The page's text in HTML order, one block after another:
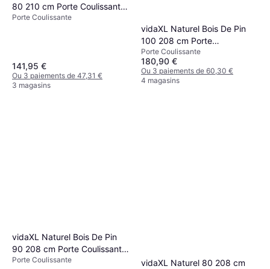
80 210 cm Porte Coulissante
(x)
Porte Coulissante
141,95 €
Ou 3 paiements de 47,31 €
3 magasins
vidaXL Naturel Bois De Pin
100 208 cm Porte
Coulissante (x)
Porte Coulissante
180,90 €
Ou 3 paiements de 60,30 €
4 magasins
vidaXL Naturel Bois De Pin
90 208 cm Porte Coulissante
(x)
Porte Coulissante
vidaXL Naturel 80 208 cm